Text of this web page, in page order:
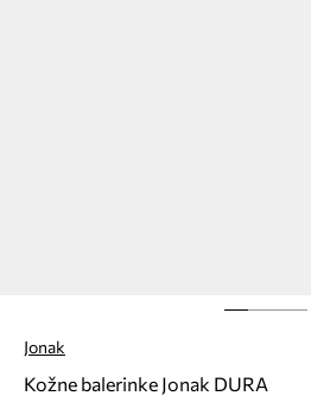
Jonak
Kožne balerinke Jonak DURA